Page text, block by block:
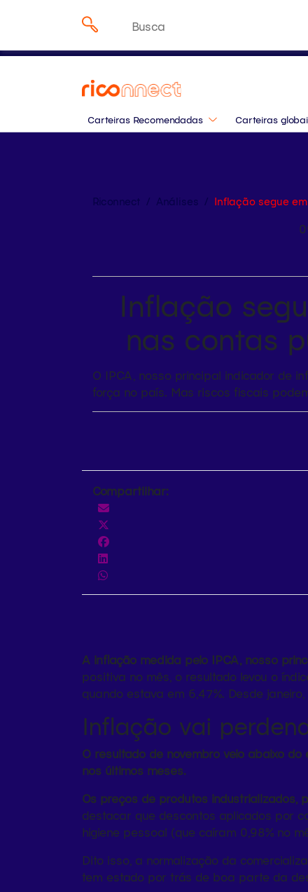
Pesquisar
Carteiras Recomendadas Carteiras
Riconnect / Análises / Inflação segue
Inflação
nas contas
O IPCA, nosso principal indicador de
força no país. Mas riscos fiscais
Compartilhar:
A inflação medida pelo IPCA, nosso
positiva no mês, o resultado levou o
quando estava em 6,47%. Desde
Inflação vai
O resultado de novembro veio abaixo
nos últimos meses.
Os preços de produtos industrializados,
destacar que descontos aplicados por
higiene pessoal (que caíram 0,98% no
Dito isso, a normalização da
tem estado por trás de boa parte da